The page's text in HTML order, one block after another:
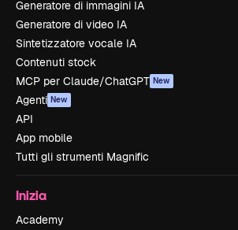
Generatore di immagini IA
Generatore di video IA
Sintetizzatore vocale IA
Contenuti stock
MCP per Claude/ChatGPT New
Agenti New
API
App mobile
Tutti gli strumenti Magnific
Inizia
Academy